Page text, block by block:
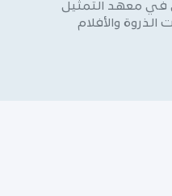
في معهد التمثيل
والأفلام